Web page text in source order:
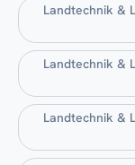
Landtechnik &
Landtechnik &
Landtechnik &